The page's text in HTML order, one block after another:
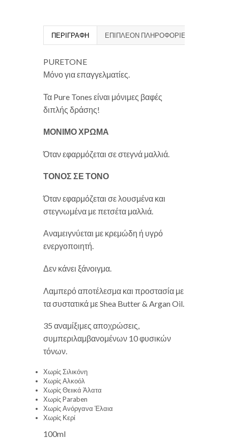
ΠΕΡΙΓΡΑΦΉ ΕΠΙΠΛΈΟΝ ΠΛΗΡΟΦΟΡΊΕΣ
PURETONE
Μόνο για επαγγελματίες.
Τα Pure Tones είναι μόνιμες βαφές
διπλής δράσης!
ΜΟΝΙΜΟ ΧΡΩΜΑ
Όταν εφαρμόζεται σε στεγνά μαλλιά.
ΤΟΝΟΣ ΣΕ ΤΟΝΟ
Όταν εφαρμόζεται σε λουσμένα και
στεγνωμένα με πετσέτα μαλλιά.
Αναμειγνύεται με κρεμώδη ή υγρό
ενεργοποιητή.
Δεν κάνει ξάνοιγμα.
Λαμπερό αποτέλεσμα και προστασία με
τα συστατικά με Shea Butter & Argan Oil.
35 αναμίξιμες αποχρώσεις,
συμπεριλαμβανομένων 10 φυσικών
τόνων.
Χωρίς Σιλικόνη
Χωρίς Αλκοόλ
Χωρίς Θειικά Άλατα
Χωρίς Paraben
Χωρίς Ανόργανα Έλαια
Χωρίς Κερί
100ml